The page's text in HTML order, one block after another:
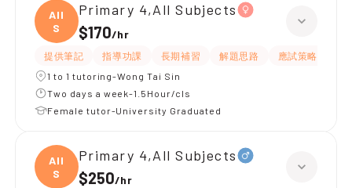
All
S
Primary 4,All Subjects
$170/hr
提供筆記 指導功課 長期補習 解題思路 應試策略
1 to 1 tutoring-Wong Tai Sin
Two days a week-1.5Hour/cls
Female tutor-University Graduated
All
S
Primary 4,All Subjects
$250/hr